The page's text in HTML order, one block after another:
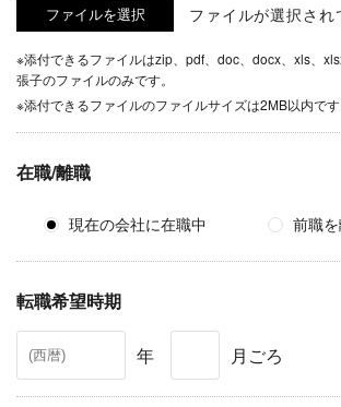
ファイルが選択され
※添付できるファイルはzip、pdf、doc、docx、xls、
張子のファイルのみです。
※添付できるファイルのファイルサイズは2MB以内です
在職/離職
現在の会社に在職中 前職
転職希望時期
年 月ごろ